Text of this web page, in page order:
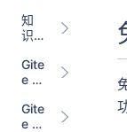
量
Insi
知
识
Wik
i
Gite
e 小
序
Gite
e 内